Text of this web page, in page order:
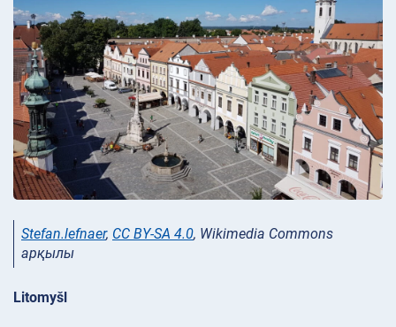
Stefan.lefnaer, CC BY-SA 4.0, Wikimedia Commons
арқылы
Litomyšl